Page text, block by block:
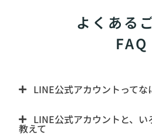
よくある
FAQ
LINE公式アカウントってな
LINE公式アカウントと、
教えて